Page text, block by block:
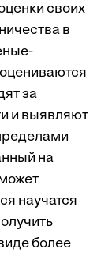
своих
в
за
и выявляют
на
научатся
более